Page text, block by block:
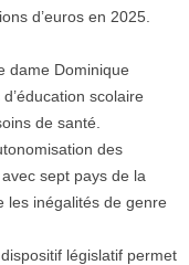
d’euros en 2025.
dame Dominique
scolaire
de santé.
des
sept pays de la
les inégalités de genre
législatif permet